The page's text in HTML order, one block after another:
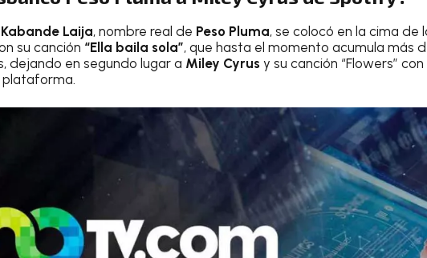
Laija, nombre real de Peso Pluma, se colocó en la cima de
su canción “Ella baila sola”, que hasta el momento acumula más
dejando en segundo lugar a Miley Cyrus y su canción “Flowers”
plataforma.